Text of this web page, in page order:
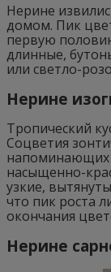
Нерине
домом. Пик
первую
длинные,
или светло-
Нерине
Тропический
Соцветия
напоминающих
насыщенно-
узкие,
что пик роста
окончания
Нерине